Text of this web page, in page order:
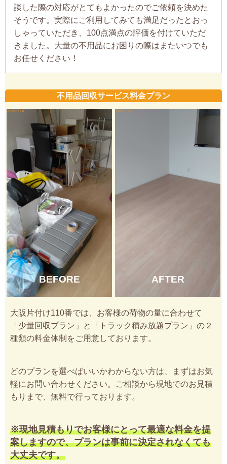
談した際の対応がとてもよかったのでご依頼を決めた
そうです。実際にご利用してみても満足だったとおっ
しゃっていただき、100点満点の評価を付けていただ
きました。大量の不用品にお困りの際はまたいつでも
お任せください！
不用品回収サービス料金プラン
BEFORE AFTER
大阪片付け110番では、お客様の荷物の量に合わせて
「少量回収プラン」と「トラック積み放題プラン」の２
種類の料金体制をご用意しております。
どのプランを選べばいいかわからない方は、まずはお気
軽にお問い合わせください。ご相談から現地でのお見積
もりまで、無料で行っております。
※現地見積もりでお客様にとって最適な料金を提
案しますので、プランは事前に決定されなくても
大丈夫です。